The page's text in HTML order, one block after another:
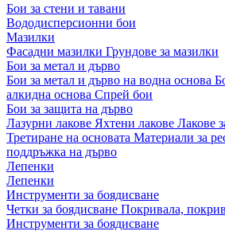
Бои за стени и тавани
Вододисперсионни бои
Мазилки
Фасадни мазилки Грундове за мазилки
Бои за метал и дърво
Бои за метал и дърво на водна основа
алкидна основа Спрей бои
Бои за защита на дърво
Лазурни лакове Яхтени лакове Лакове
Третиране на основата Материали за
поддръжка на дърво
Лепенки
Лепенки
Инструменти за боядисване
Четки за боядисване Покривала,
Инструменти за боядисване